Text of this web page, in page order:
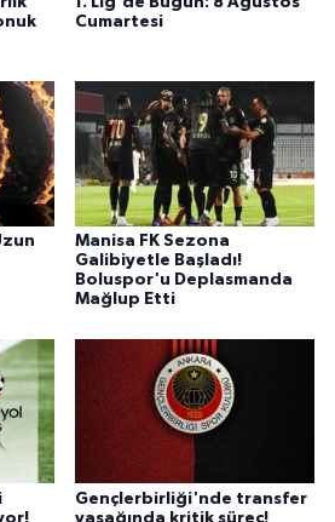
Cumartesi
Manisa FK Sezona
Galibiyetle Başladı!
Boluspor'u Deplasmanda
Mağlup Etti
Gençlerbirliği'nde transfer
yasağında kritik süreç!